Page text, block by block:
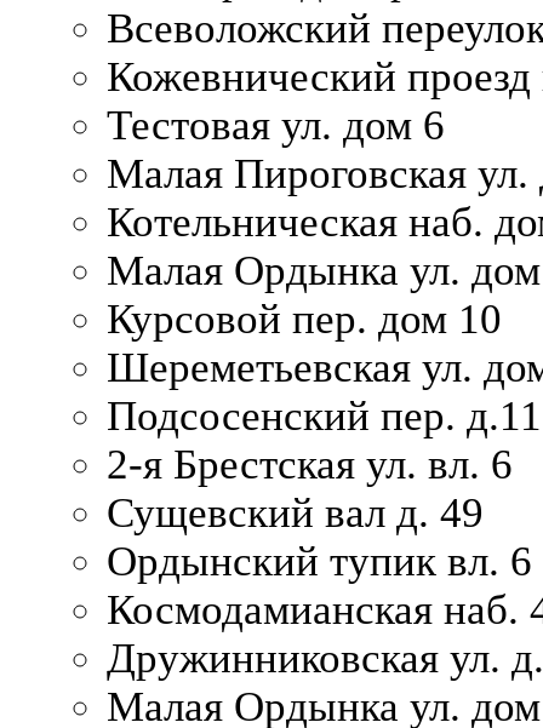
Всеволожский
Кожевнический проезд
Тестовая ул. дом 6
Малая Пироговская
Котельническая наб.
Малая Ордынка ул.
Курсовой пер. дом 10
Шереметьевская ул.
Подсосенский пер. д.11
2-я Брестская ул. вл. 6
Сущевский вал д. 49
Ордынский тупик вл. 6
Космодамианская наб.
Дружинниковская ул.
Малая Ордынка ул.